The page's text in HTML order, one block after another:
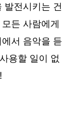
발전시키는 건
든 사람에게
서 음악을 듣
용할 일이 없